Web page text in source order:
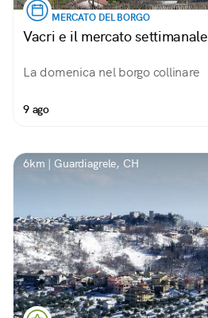
MERCATO DEL BORGO
Vacri e il mercato settimanale
La domenica nel borgo collinare
9 ago
6km | Guardiagrele, CH